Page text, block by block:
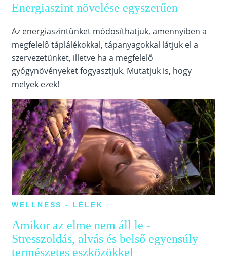
Energiaszint növelése egyszerűen
Az energiaszintünket módosíthatjuk, amennyiben a
megfelelő táplálékokkal, tápanyagokkal látjuk el a
szervezetünket, illetve ha a megfelelő
gyógynövényeket fogyasztjuk. Mutatjuk is, hogy
melyek ezek!
WELLNESS - LÉLEK
Amikor az elme nem áll le -
Stresszoldás, alvás és belső egyensúly
természetes eszközökkel